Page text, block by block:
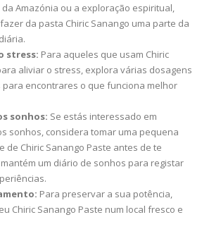
Amazónia ou a exploração espiritual,
da pasta Chiric Sanango uma parte da
stress: Para aqueles que usam Chiric
aliviar o stress, explora várias dosagens
para encontrares o que funciona melhor
sonhos: Se estás interessado em
sonhos, considera tomar uma pequena
de Chiric Sanango Paste antes de te
um diário de sonhos para registar
Para preservar a sua potência,
Chiric Sanango Paste num local fresco e